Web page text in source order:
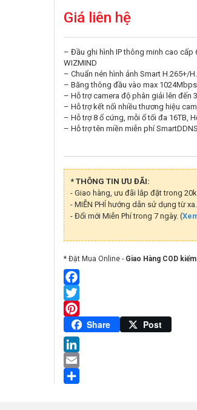
Giá liên hệ
– Đầu ghi hình IP thông minh cao cấp
WIZMIND
– Chuẩn nén hình ảnh Smart H.265+/
– Băng thông đầu vào max
– Hỗ trợ camera độ phân giải lên đến
– Hỗ trợ kết nối nhiều thương hiệu
– Hỗ trợ 8 ổ cứng, mỗi ổ tối đa 16TB,
– Hỗ trợ tên miền miễn phí
* THÔNG TIN ƯU ĐÃI:
- Giao hàng, ưu đãi lắp đặt trong
- MIỄN PHÍ hướng dẫn sử dụng từ xa.
- Đổi mới Miễn Phí trong 7 ngày. (
* Đặt Mua Online - Giao Hàng COD
Facebook
Twitter
Pinterest
Share Post
LinkedIn
Email